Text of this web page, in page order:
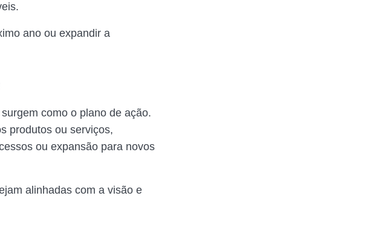
ano ou expandir a
como o plano de ação.
produtos ou serviços,
ou expansão para novos
alinhadas com a visão e